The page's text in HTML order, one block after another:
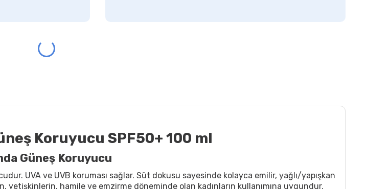
Koruyucu SPF50+ 100 ml
Güneş Koruyucu
UVA ve UVB koruması sağlar. Süt dokusu sayesinde kolayca emilir, yağlı/yapışkan
yetişkinlerin, hamile ve emzirme döneminde olan kadınların kullanımına uygundur.